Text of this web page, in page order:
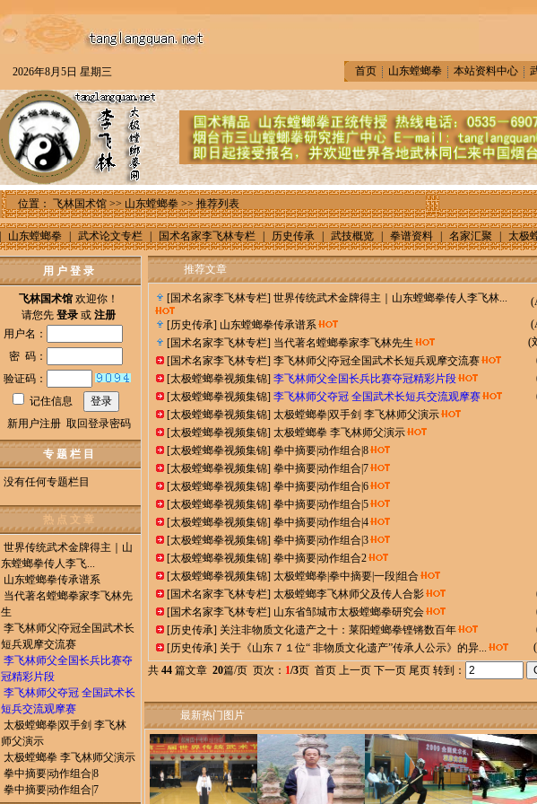
2026年8月5日 星期三 首页 山东螳螂拳 本站资料中心
位置： 飞林国术馆 >> 山东螳螂拳 >> 推荐列表
山东螳螂拳 武术论文专栏 国术名家李飞林专栏 历史传承 武技概览 拳谱资料 名家汇聚 太极
用 户 登 录
飞林国术馆 欢迎你！
请您先 登录 或 注册
用户名：
密 码：
验证码：
记住信息
新用户注册 取回登录密码
专 题 栏 目
没有任何专题栏目
热 点 文 章
世界传统武术金牌得主｜山
东螳螂拳传人李飞...
山东螳螂拳传承谱系
当代著名螳螂拳家李飞林先
生
李飞林师父|夺冠全国武术长
短兵观摩交流赛
李飞林师父全国长兵比赛夺
冠精彩片段
李飞林师父夺冠 全国武术长
短兵交流观摩赛
太极螳螂拳|双手剑 李飞林
师父演示
太极螳螂拳 李飞林师父演示
拳中摘要|动作组合|8
拳中摘要|动作组合|7
推荐文章
[国术名家李飞林专栏] 世界传统武术金牌得主｜山东螳螂拳传人李飞林... (
[历史传承] 山东螳螂拳传承谱系 (
[国术名家李飞林专栏] 当代著名螳螂拳家李飞林先生 (
[国术名家李飞林专栏] 李飞林师父|夺冠全国武术长短兵观摩交流赛
[太极螳螂拳视频集锦] 李飞林师父全国长兵比赛夺冠精彩片段
[太极螳螂拳视频集锦] 李飞林师父夺冠 全国武术长短兵交流观摩赛
[太极螳螂拳视频集锦] 太极螳螂拳|双手剑 李飞林师父演示
[太极螳螂拳视频集锦] 太极螳螂拳 李飞林师父演示
[太极螳螂拳视频集锦] 拳中摘要|动作组合|8
[太极螳螂拳视频集锦] 拳中摘要|动作组合|7
[太极螳螂拳视频集锦] 拳中摘要|动作组合|6
[太极螳螂拳视频集锦] 拳中摘要|动作组合|5
[太极螳螂拳视频集锦] 拳中摘要|动作组合|4
[太极螳螂拳视频集锦] 拳中摘要|动作组合|3
[太极螳螂拳视频集锦] 拳中摘要|动作组合2
[太极螳螂拳视频集锦] 太极螳螂拳|拳中摘要|一段|组合
[国术名家李飞林专栏] 太极螳螂李飞林师父及传人合影
[国术名家李飞林专栏] 山东省邹城市太极螳螂拳研究会
[历史传承] 关注非物质文化遗产之十：莱阳螳螂拳铿锵数百年
[历史传承] 关于《山东７１位“ 非物质文化遗产”传承人公示》的异... (
共 44篇文章 20篇/页 页次： 1/3页 首页 上一页 下一页 尾页转到：
最新热门图片